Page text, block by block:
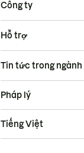
Công ty
Hỗ trợ
Tin tức trong ngành
Pháp lý
Tiếng Việt